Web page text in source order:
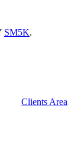
SM5K.
Clients Area